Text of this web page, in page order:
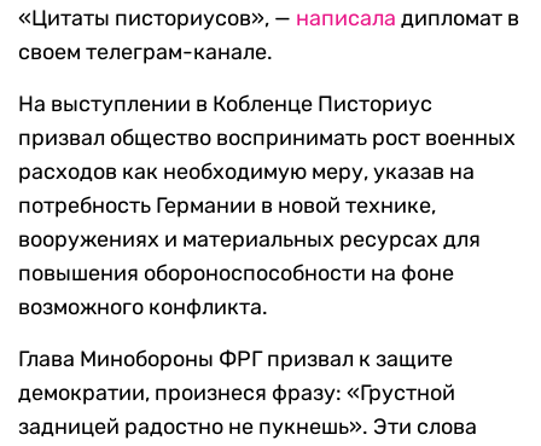
«Цитаты писториусов», — написала дипломат в
своем телеграм-канале.
На выступлении в Кобленце Писториус
призвал общество воспринимать рост военных
расходов как необходимую меру, указав на
потребность Германии в новой технике,
вооружениях и материальных ресурсах для
повышения обороноспособности на фоне
возможного конфликта.
Глава Минобороны ФРГ призвал к защите
демократии, произнеся фразу: «Грустной
задницей радостно не пукнешь». Эти слова